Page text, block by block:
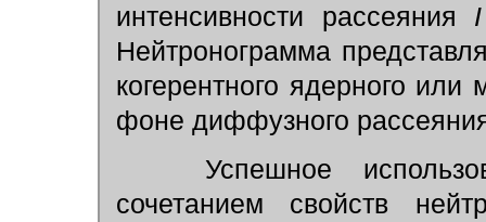
интенсивности рассеяния I
Нейтронограмма
когерентного ядерного или
фоне диффузного
Успешное
сочетанием свойств